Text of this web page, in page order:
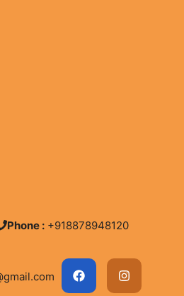
Phone : +918878948120